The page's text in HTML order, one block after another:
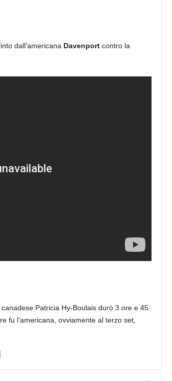
dall’americana Davenportcontro la
canadese Patricia Hy-Boulais durò 3 ore e 45
fu l’americana, ovviamente al terzo set,